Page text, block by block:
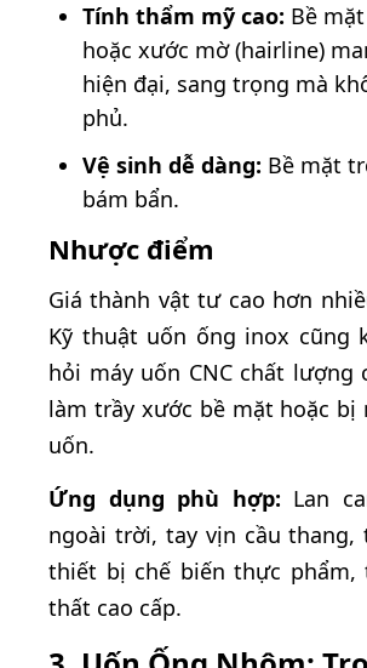
Tính thẩm mỹ cao: Bề
hoặc xước mờ (hairline)
hiện đại, sang trọng mà
phủ.
Vệ sinh dễ dàng: Bề mặt
bám bẩn.
Nhược điểm
Giá thành vật tư cao hơn
Kỹ thuật uốn ống inox cũng
hỏi máy uốn CNC chất lượng
làm trầy xước bề mặt hoặc bị
uốn.
Ứng dụng phù hợp: Lan
ngoài trời, tay vịn cầu
thiết bị chế biến thực phẩm,
thất cao cấp.